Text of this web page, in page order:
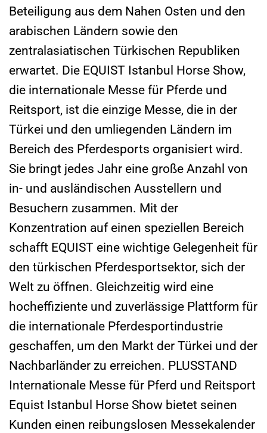
Beteiligung aus dem Nahen Osten und den
arabischen Ländern sowie den
zentralasiatischen Türkischen Republiken
erwartet. Die EQUIST Istanbul Horse Show,
die internationale Messe für Pferde und
Reitsport, ist die einzige Messe, die in der
Türkei und den umliegenden Ländern im
Bereich des Pferdesports organisiert wird.
Sie bringt jedes Jahr eine große Anzahl von
in- und ausländischen Ausstellern und
Besuchern zusammen. Mit der
Konzentration auf einen speziellen Bereich
schafft EQUIST eine wichtige Gelegenheit für
den türkischen Pferdesportsektor, sich der
Welt zu öffnen. Gleichzeitig wird eine
hocheffiziente und zuverlässige Plattform für
die internationale Pferdesportindustrie
geschaffen, um den Markt der Türkei und der
Nachbarländer zu erreichen. PLUSSTAND
Internationale Messe für Pferd und Reitsport
Equist Istanbul Horse Show bietet seinen
Kunden einen reibungslosen Messekalender